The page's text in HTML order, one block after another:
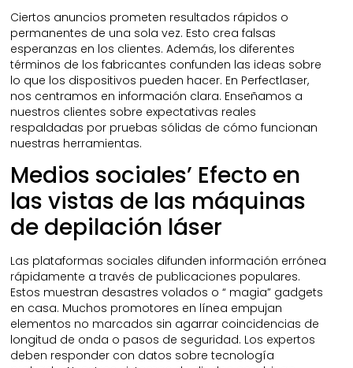
Ciertos anuncios prometen resultados rápidos o
permanentes de una sola vez. Esto crea falsas
esperanzas en los clientes. Además, los diferentes
términos de los fabricantes confunden las ideas sobre
lo que los dispositivos pueden hacer. En Perfectlaser,
nos centramos en información clara. Enseñamos a
nuestros clientes sobre expectativas reales
respaldadas por pruebas sólidas de cómo funcionan
nuestras herramientas.
Medios sociales’ Efecto en
las vistas de las máquinas
de depilación láser
Las plataformas sociales difunden información errónea
rápidamente a través de publicaciones populares.
Estos muestran desastres volados o “ magia” gadgets
en casa. Muchos promotores en línea empujan
elementos no marcados sin agarrar coincidencias de
longitud de onda o pasos de seguridad. Los expertos
deben responder con datos sobre tecnología